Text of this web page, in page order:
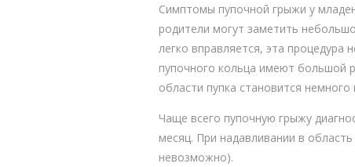
Симптомы пупочной грыжи у
родители могут заметить
легко вправляется, эта
пупочного кольца имеют большой
области пупка становится
Чаще всего пупочную грыжу
месяц. При надавливании в
невозможно).